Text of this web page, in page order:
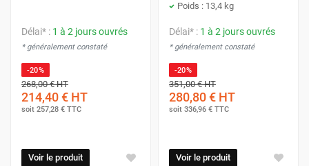
Délai* : 1 à 2 jours ouvrés
* généralement constaté
-20%
268,00 €HT
214,40 € HT
soit 257,28 € TTC
Voir le produit
Poids : 13,4 kg
Délai* : 1 à 2 jours ouvrés
* généralement constaté
-20%
351,00 €HT
280,80 € HT
soit 336,96 € TTC
Voir le produit